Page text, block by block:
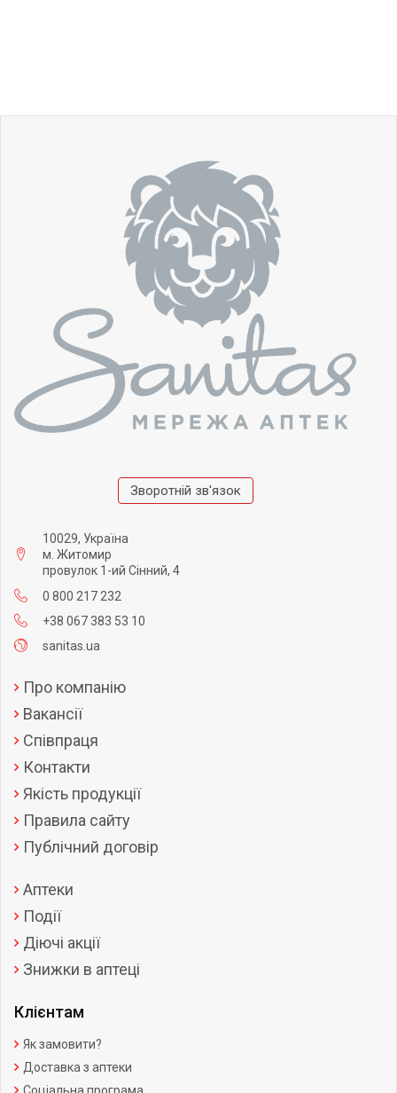
Зворотній зв'язок
10029, Україна
м. Житомир
провулок 1-ий Сінний, 4
0 800 217 232
+38 067 383 53 10
sanitas.ua
Про компанію
Вакансії
Співпраця
Контакти
Якість продукції
Правила сайту
Публічний договір
Аптеки
Події
Діючі акції
Знижки в аптеці
Клієнтам
Як замовити?
Доставка з аптеки